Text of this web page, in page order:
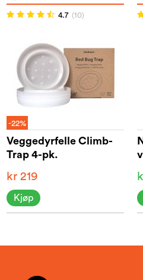
4.7 (10)
-22%
Veggedyrfelle Climb-
Trap 4-pk.
kr 219
Kjøp